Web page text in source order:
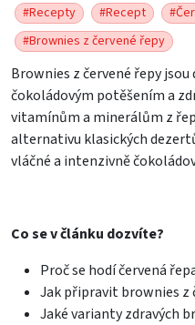
#Recepty #Recept
#Brownies z červené řepy
Brownies z červené řepy
čokoládovým potěšením a
vitamínům a minerálům z
alternativu klasických
vláčné a intenzivně
Co se v článku dozvíte?
Proč se hodí červená
Jak připravit brownies z
Jaké varianty zdravých